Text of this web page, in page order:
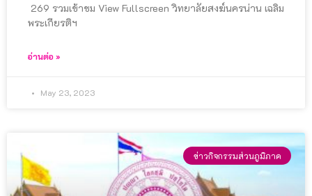
269 รวมเข้าชม View Fullscreen วิทยาลัยสงฆ์นครน่าน เฉลิม
พระเกียรติฯ
อ่านต่อ »
May 23, 2023
ข่าวกิจกรรมส่วนภูมิภาค